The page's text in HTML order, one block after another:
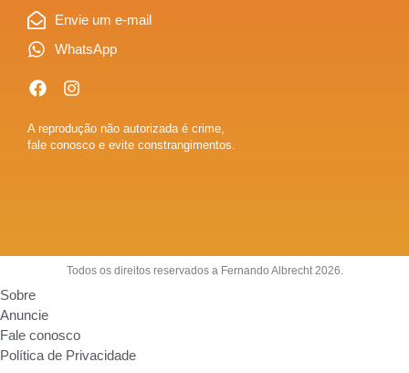
Envie um e-mail
WhatsApp
A reprodução não autorizada é crime,
fale conosco e evite constrangimentos.
Todos os direitos reservados a Fernando Albrecht 2026.
Sobre
Anuncie
Fale conosco
Política de Privacidade